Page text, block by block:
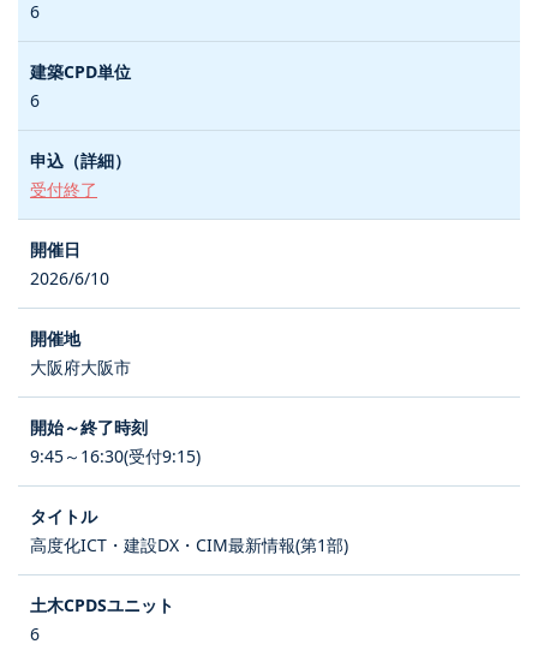
6
6
受付終了
2026/6/10
大阪府大阪市
9:45～16:30(受付9:15)
高度化ICT・建設DX・CIM最新情報(第1部)
6